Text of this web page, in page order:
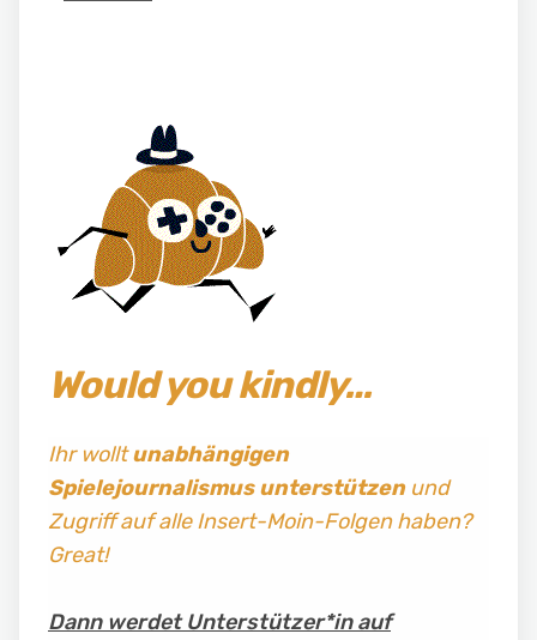
Would you kindly…
Ihr wolltunabhängigen
Spielejournalismus unterstützenund
Zugriff auf alle Insert-Moin-Folgen haben?
Great!
Dann werdet Unterstützer*in auf